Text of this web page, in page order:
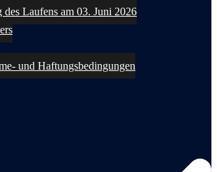
des Laufens am 03. Juni 2026
und Haftungsbedingungen